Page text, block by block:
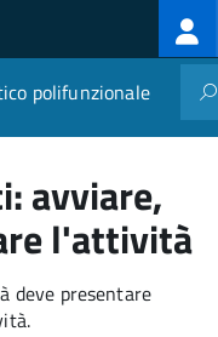
polifunzionale
avviare,
l'attività
deve presentare